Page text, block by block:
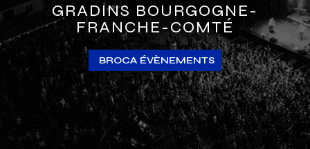
GRADINS BOURGOGNE-
FRANCHE-COMTÉ
BROCA ÉVÈNEMENTS